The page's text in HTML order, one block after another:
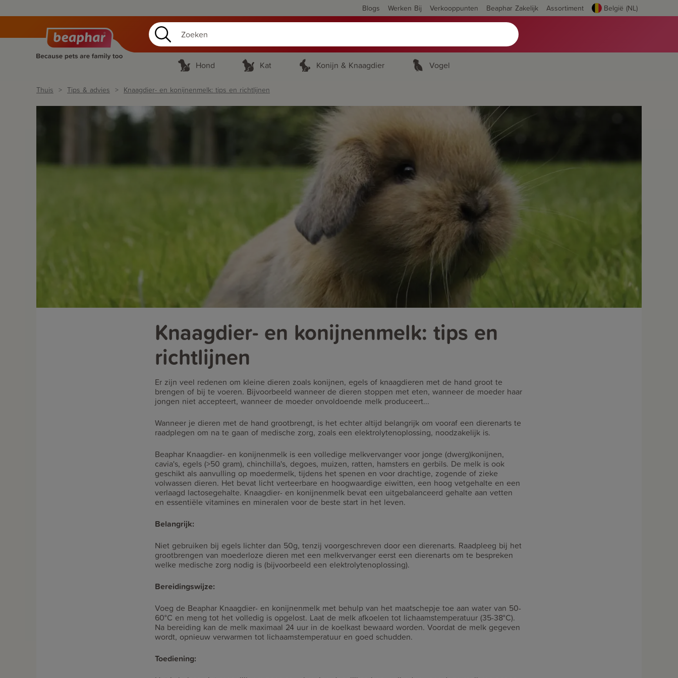
Blogs Werken Bij Verkooppunten Beaphar Zakelijk Assortiment België (NL)
Hond Kat Konijn & Knaagdier Vogel
Thuis Tips & advies Knaagdier- en konijnenmelk: tips en richtlijnen
Knaagdier- en konijnenmelk: tips en
richtlijnen
Er zijn veel redenen om kleine dieren zoals konijnen, egels of knaagdieren met de hand groot te
brengen of bij te voeren. Bijvoorbeeld wanneer de dieren stoppen met eten, wanneer de moeder haar
jongen niet accepteert, wanneer de moeder onvoldoende melk produceert...
Wanneer je dieren met de hand grootbrengt, is het echter altijd belangrijk om vooraf een dierenarts te
raadplegen om na te gaan of medische zorg, zoals een elektrolytenoplossing, noodzakelijk is.
Beaphar Knaagdier- en konijnenmelk is een volledige melkvervanger voor jonge (dwerg)konijnen,
cavia's, egels (>50 gram), chinchilla's, degoes, muizen, ratten, hamsters en gerbils. De melk is ook
geschikt als aanvulling op moedermelk, tijdens het spenen en voor drachtige, zogende of zieke
volwassen dieren. Het bevat licht verteerbare en hoogwaardige eiwitten, een hoog vetgehalte en een
verlaagd lactosegehalte. Knaagdier- en konijnenmelk bevat een uitgebalanceerd gehalte aan vetten
en essentiële vitamines en mineralen voor de beste start in het leven.
Belangrijk:
Niet gebruiken bij egels lichter dan 50g, tenzij voorgeschreven door een dierenarts. Raadpleeg bij het
grootbrengen van moederloze dieren met een melkvervanger eerst een dierenarts om te bespreken
welke medische zorg nodig is (bijvoorbeeld een elektrolytenoplossing).
Bereidingswijze:
Voeg de Beaphar Knaagdier- en konijnenmelk met behulp van het maatschepje toe aan water van 50-
60°C en meng tot het volledig is opgelost. Laat de melk afkoelen tot lichaamstemperatuur (35-38°C).
Na bereiding kan de melk maximaal 24 uur in de koelkast bewaard worden. Voordat de melk gegeven
wordt, opnieuw verwarmen tot lichaamstemperatuur en goed schudden.
Toediening: